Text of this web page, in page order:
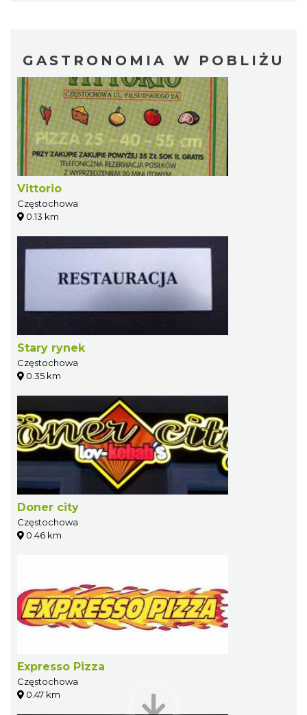
GASTRONOMIA W POBLIŻU
Vittorio
Częstochowa
0.13 km
Stary rynek
Częstochowa
0.35 km
Doner city
Częstochowa
0.46 km
Expresso Pizza
Częstochowa
0.47 km